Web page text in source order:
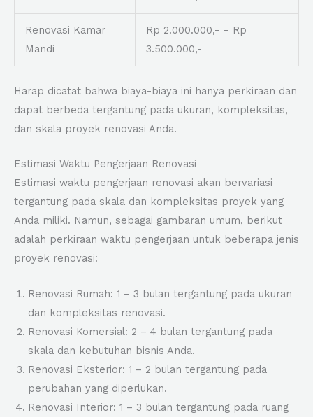
Renovasi Kamar
Mandi
Rp 2.000.000,- – Rp
3.500.000,-
Harap dicatat bahwa biaya-biaya ini hanya perkiraan dan
dapat berbeda tergantung pada ukuran, kompleksitas,
dan skala proyek renovasi Anda.
Estimasi Waktu Pengerjaan Renovasi
Estimasi waktu pengerjaan renovasi akan bervariasi
tergantung pada skala dan kompleksitas proyek yang
Anda miliki. Namun, sebagai gambaran umum, berikut
adalah perkiraan waktu pengerjaan untuk beberapa jenis
proyek renovasi:
Renovasi Rumah: 1 – 3 bulan tergantung pada ukuran
dan kompleksitas renovasi.
Renovasi Komersial: 2 – 4 bulan tergantung pada
skala dan kebutuhan bisnis Anda.
Renovasi Eksterior: 1 – 2 bulan tergantung pada
perubahan yang diperlukan.
Renovasi Interior: 1 – 3 bulan tergantung pada ruang